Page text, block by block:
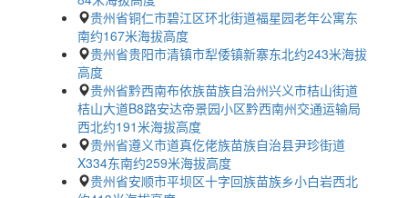
贵州省铜仁市碧江区环北街道福星园老年公寓东
南约167米海拔高度
贵州省贵阳市清镇市犁倭镇新寨东北约243米海拔
高度
贵州省黔西南布依族苗族自治州兴义市桔山街道
桔山大道B8路安达帝景园小区黔西南州交通运输局
西北约191米海拔高度
贵州省遵义市道真仡佬族苗族自治县尹珍街道
X334东南约259米海拔高度
贵州省安顺市平坝区十字回族苗族乡小白岩西北